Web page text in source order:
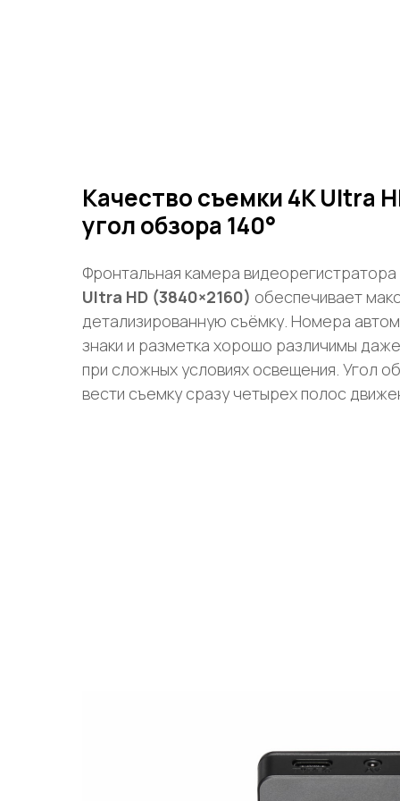
Качество съемки 4K Ultra
угол обзора 140°
Фронтальная камера
Ultra HD (3840×2160) обеспечивает
детализированную съёмку. Номера
знаки и разметка хорошо различимы
при сложных условиях освещения. Угол
вести съемку сразу четырех полос